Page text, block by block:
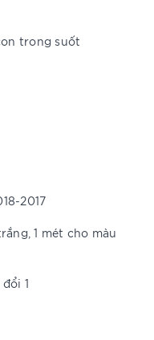
trong suốt
2017
1 mét cho màu
1